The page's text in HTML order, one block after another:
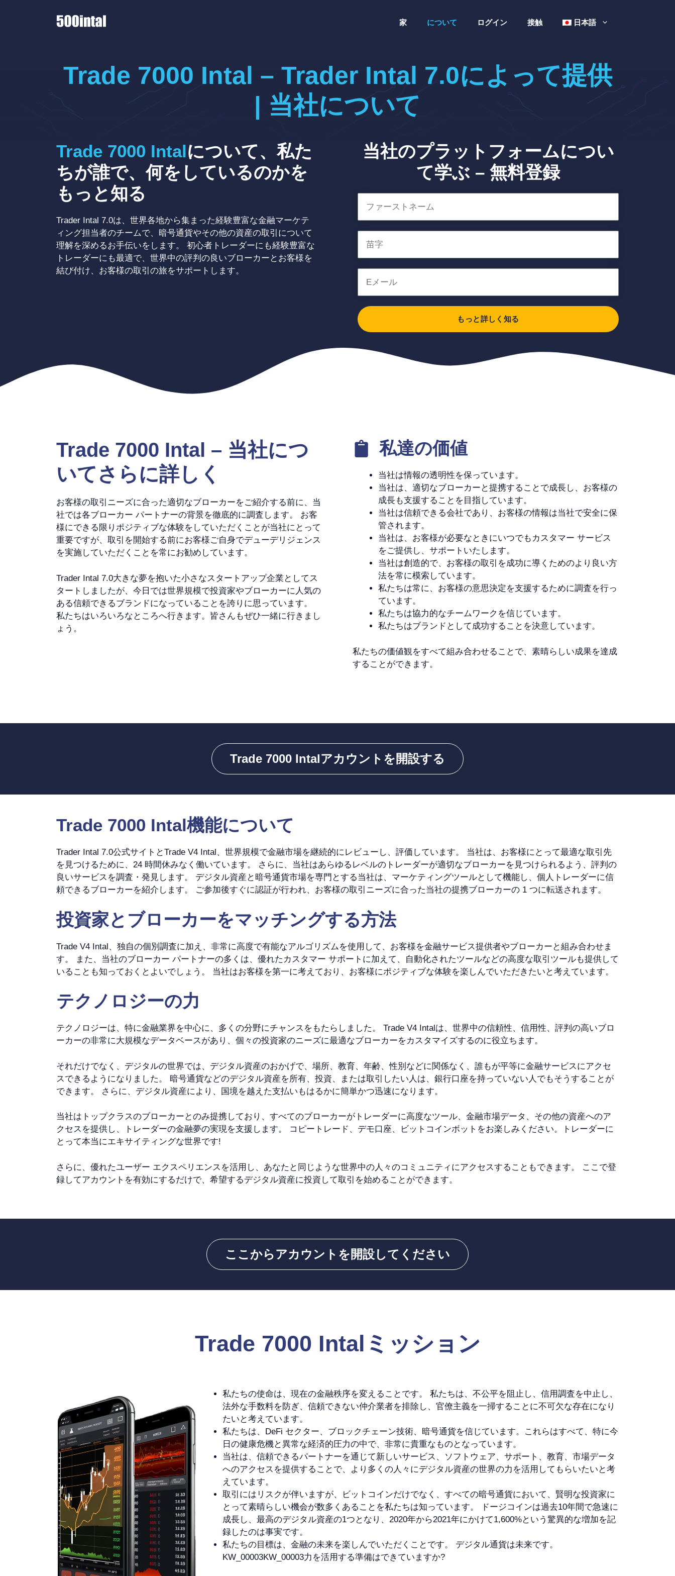
家 について ログイン 接触 日本語
Trade 7000 Intal – Trader Intal 7.0によって提供
| 当社について
Trade 7000 Intalについて、私た
ちが誰で、何をしているのかを
もっと知る
Trader Intal 7.0は、世界各地から集まった経験豊富な金融マーケテ
ィング担当者のチームで、暗号通貨やその他の資産の取引について
理解を深めるお手伝いをします。 初心者トレーダーにも経験豊富な
トレーダーにも最適で、世界中の評判の良いブローカーとお客様を
結び付け、お客様の取引の旅をサポートします。
当社のプラットフォームについ
て学ぶ – 無料登録
もっと詳しく知る
Trade 7000 Intal – 当社につ
いてさらに詳しく
お客様の取引ニーズに合った適切なブローカーをご紹介する前に、当
社では各ブローカー パートナーの背景を徹底的に調査します。 お客
様にできる限りポジティブな体験をしていただくことが当社にとって
重要ですが、取引を開始する前にお客様ご自身でデューデリジェンス
を実施していただくことを常にお勧めしています。
Trader Intal 7.0大きな夢を抱いた小さなスタートアップ企業としてス
タートしましたが、今日では世界規模で投資家やブローカーに人気の
ある信頼できるブランドになっていることを誇りに思っています。
私たちはいろいろなところへ行きます。皆さんもぜひ一緒に行きまし
ょう。
私達の価値
当社は情報の透明性を保っています。
当社は、適切なブローカーと提携することで成長し、お客様の
成長も支援することを目指しています。
当社は信頼できる会社であり、お客様の情報は当社で安全に保
管されます。
当社は、お客様が必要なときにいつでもカスタマー サービス
をご提供し、サポートいたします。
当社は創造的で、お客様の取引を成功に導くためのより良い方
法を常に模索しています。
私たちは常に、お客様の意思決定を支援するために調査を行っ
ています。
私たちは協力的なチームワークを信じています。
私たちはブランドとして成功することを決意しています。
私たちの価値観をすべて組み合わせることで、素晴らしい成果を達成
することができます。
Trade 7000 Intalアカウントを開設する
Trade 7000 Intal機能について
Trader Intal 7.0公式サイトとTrade V4 Intal、世界規模で金融市場を継続的にレビューし、評価しています。 当社は、お客様にとって最適な取引先
を見つけるために、24 時間休みなく働いています。 さらに、当社はあらゆるレベルのトレーダーが適切なブローカーを見つけられるよう、評判の
良いサービスを調査・発見します。 デジタル資産と暗号通貨市場を専門とする当社は、マーケティングツールとして機能し、個人トレーダーに信
頼できるブローカーを紹介します。 ご参加後すぐに認証が行われ、お客様の取引ニーズに合った当社の提携ブローカーの 1 つに転送されます。
投資家とブローカーをマッチングする方法
Trade V4 Intal、独自の個別調査に加え、非常に高度で有能なアルゴリズムを使用して、お客様を金融サービス提供者やブローカーと組み合わせま
す。 また、当社のブローカー パートナーの多くは、優れたカスタマー サポートに加えて、自動化されたツールなどの高度な取引ツールも提供して
いることも知っておくとよいでしょう。 当社はお客様を第一に考えており、お客様にポジティブな体験を楽しんでいただきたいと考えています。
テクノロジーの力
テクノロジーは、特に金融業界を中心に、多くの分野にチャンスをもたらしました。 Trade V4 Intalは、世界中の信頼性、信用性、評判の高いブロ
ーカーの非常に大規模なデータベースがあり、個々の投資家のニーズに最適なブローカーをカスタマイズするのに役立ちます。
それだけでなく、デジタルの世界では、デジタル資産のおかげで、場所、教育、年齢、性別などに関係なく、誰もが平等に金融サービスにアクセ
スできるようになりました。 暗号通貨などのデジタル資産を所有、投資、または取引したい人は、銀行口座を持っていない人でもそうすることが
できます。 さらに、デジタル資産により、国境を越えた支払いもはるかに簡単かつ迅速になります。
当社はトップクラスのブローカーとのみ提携しており、すべてのブローカーがトレーダーに高度なツール、金融市場データ、その他の資産へのア
クセスを提供し、トレーダーの金融夢の実現を支援します。 コピートレード、デモ口座、ビットコインボットをお楽しみください。トレーダーに
とって本当にエキサイティングな世界です!
さらに、優れたユーザー エクスペリエンスを活用し、あなたと同じような世界中の人々のコミュニティにアクセスすることもできます。 ここで登
録してアカウントを有効にするだけで、希望するデジタル資産に投資して取引を始めることができます。
ここからアカウントを開設してください
Trade 7000 Intalミッション
私たちの使命は、現在の金融秩序を変えることです。 私たちは、不公平を阻止し、信用調査を中止し、
法外な手数料を防ぎ、信頼できない仲介業者を排除し、官僚主義を一掃することに不可欠な存在になり
たいと考えています。
私たちは、DeFi セクター、ブロックチェーン技術、暗号通貨を信じています。これらはすべて、特に今
日の健康危機と異常な経済的圧力の中で、非常に貴重なものとなっています。
当社は、信頼できるパートナーを通じて新しいサービス、ソフトウェア、サポート、教育、市場データ
へのアクセスを提供することで、より多くの人々にデジタル資産の世界の力を活用してもらいたいと考
えています。
取引にはリスクが伴いますが、ビットコインだけでなく、すべての暗号通貨において、賢明な投資家に
とって素晴らしい機会が数多くあることを私たちは知っています。 ドージコインは過去10年間で急速に
成長し、最高のデジタル資産の1つとなり、2020年から2021年にかけて1,600%という驚異的な増加を記
録したのは事実です。
私たちの目標は、金融の未来を楽しんでいただくことです。 デジタル通貨は未来です。
KW_00003KW_00003力を活用する準備はできていますか?